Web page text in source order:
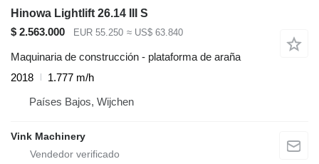
Hinowa Lightlift 26.14 III S
$ 2.563.000
EUR 55.250 ≈ US$ 63.840
Maquinaria de construcción - plataforma de araña
2018
1.777 m/h
Países Bajos, Wijchen
Vink Machinery